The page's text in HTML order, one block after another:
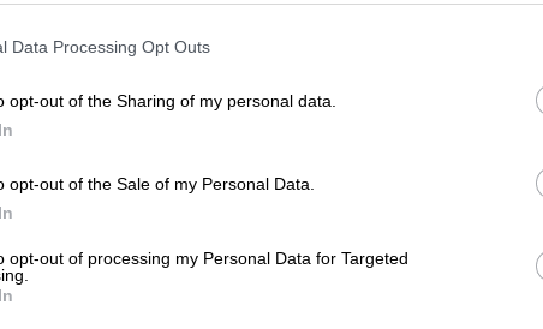
Data Processing Opt Outs
opt-out of the Sharing of my personal data.
opt-out of the Sale of my Personal Data.
opt-out of processing my Personal Data for Targeted
ψωμιού τοστ
90 λεπτά. Σε άλλη αλυσίδα
11, 20 ευρώ.